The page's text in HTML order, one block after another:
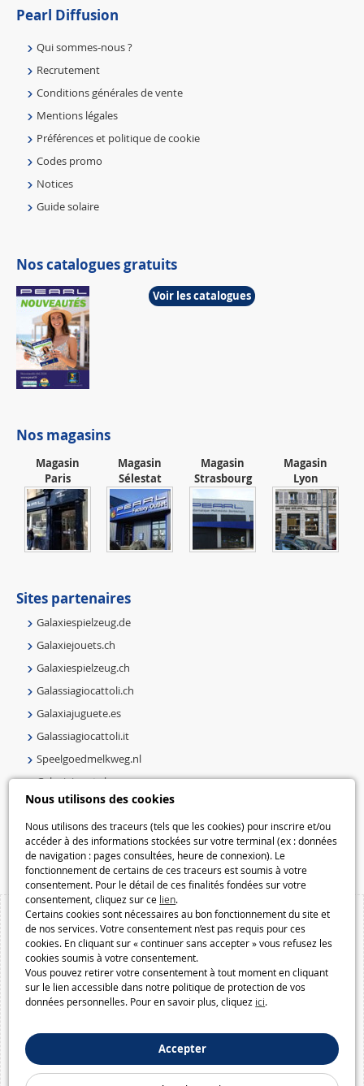
Nous utilisons des cookies
Nous utilisons des traceurs (tels que les cookies) pour inscrire et/ou
accéder à des informations stockées sur votre terminal (ex : données
de navigation : pages consultées, heure de connexion). Le
fonctionnement de certains de ces traceurs est soumis à votre
consentement. Pour le détail de ces finalités fondées sur votre
consentement, cliquez sur ce lien.
Certains cookies sont nécessaires au bon fonctionnement du site et
de nos services. Votre consentement n’est pas requis pour ces
cookies. En cliquant sur « continuer sans accepter » vous refusez les
cookies soumis à votre consentement.
Vous pouvez retirer votre consentement à tout moment en cliquant
sur le lien accessible dans notre politique de protection de vos
données personnelles. Pour en savoir plus, cliquez ici.
Accepter
Pearl Diffusion
Qui sommes-nous ?
Recrutement
Conditions générales de vente
Mentions légales
Préférences et politique de cookie
Codes promo
Notices
Guide solaire
Nos catalogues gratuits
Voir les catalogues
Nos magasins
Magasin
Paris
Magasin
Sélestat
Magasin
Strasbourg
Magasin
Lyon
Sites partenaires
Galaxiespielzeug.de
Galaxiejouets.ch
Galaxiespielzeug.ch
Galassiagiocattoli.ch
Galaxiajuguete.es
Galassiagiocattoli.it
Speelgoedmelkweg.nl
Galaxiejouets.be
Galaxiespielzeug.be
Speelgoedmelkweg.be
Macway.com